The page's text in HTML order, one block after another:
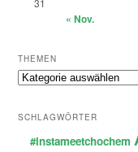
« Nov.
THEMEN
Themen
SCHLAGWÖRTER
#instameetchochem